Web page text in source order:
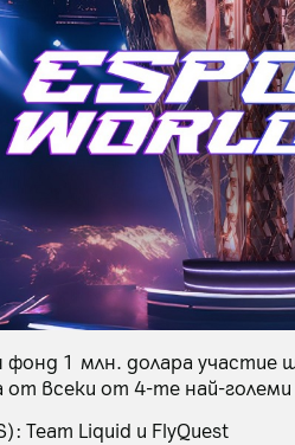
фонд 1 млн. долара
всеки от 4-те най-големи
Team Liquid и FlyQuest